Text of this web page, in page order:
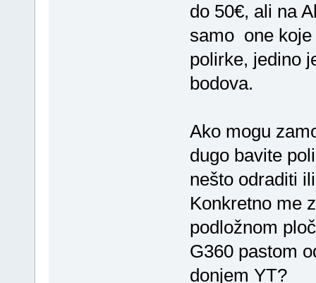
do 50€, ali na
samo one koje
polirke, jedino
bodova.
Ako mogu
dugo bavite
nešto odraditi
Konkretno me
podložnom
G360 pastom
donjem YT?